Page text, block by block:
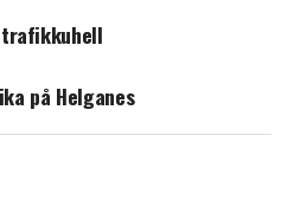
på Helganes